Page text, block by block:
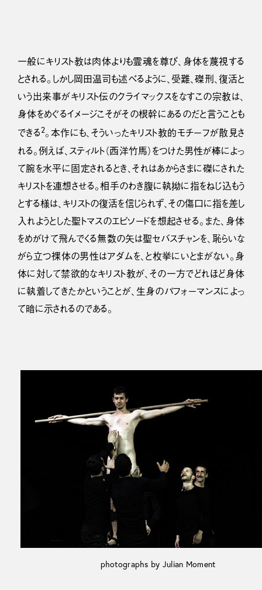
一般にキリスト教は肉体よりも霊魂を尊び、身体を蔑視する
とされる。しかし岡田温司も述べるように、受難、磔刑、復活と
いう出来事がキリスト伝のクライマックスをなすこの宗教は、
身体をめぐるイメージこそがその根幹にあるのだと言うことも
できる2。本作にも、そういったキリスト教的モチーフが散見さ
れる。例えば、スティルト（西洋竹馬）をつけた男性が棒によっ
て腕を水平に固定されるとき、それはあからさまに磔にされた
キリストを連想させる。相手のわき腹に執拗に指をねじ込もう
とする様は、キリストの復活を信じられず、その傷口に指を差し
入れようとした聖トマスのエピソードを想起させる。また、身体
をめがけて飛んでくる無数の矢は聖セバスチャンを、恥らいな
がら立つ裸体の男性はアダムを、と枚挙にいとまがない。身
体に対して禁欲的なキリスト教が、その一方でどれほど身体
に執着してきたかということが、生身のパフォーマンスによっ
て暗に示されるのである。
photographs by Julian Moment